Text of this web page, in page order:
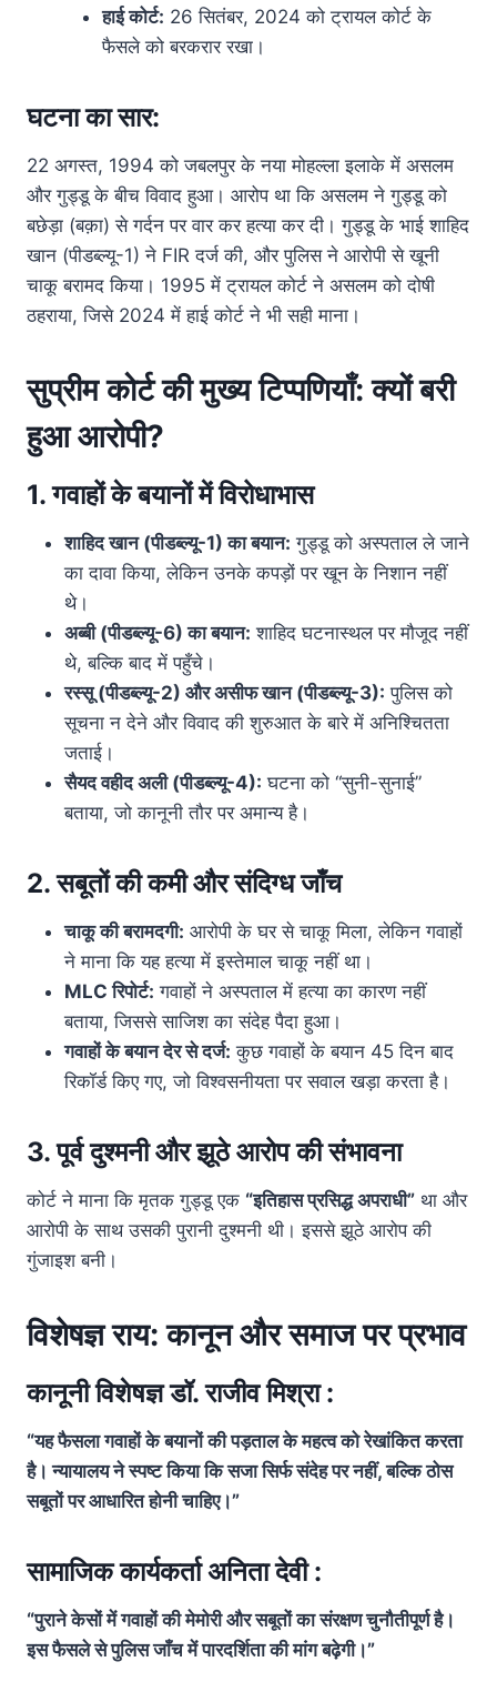
हाई कोर्ट: 26 सितंबर, 2024 को ट्रायल कोर्ट के
फैसले को बरकरार रखा।
घटना का सार:
22 अगस्त, 1994 को जबलपुर के नया मोहल्ला इलाके में असलम
और गुड्डू के बीच विवाद हुआ। आरोप था कि असलम ने गुड्डू को
बछेड़ा (बक़ा) से गर्दन पर वार कर हत्या कर दी। गुड्डू के भाई शाहिद
खान (पीडब्ल्यू-1) ने FIR दर्ज की, और पुलिस ने आरोपी से खूनी
चाकू बरामद किया। 1995 में ट्रायल कोर्ट ने असलम को दोषी
ठहराया, जिसे 2024 में हाई कोर्ट ने भी सही माना।
सुप्रीम कोर्ट की मुख्य टिप्पणियाँ: क्यों बरी
हुआ आरोपी?
1. गवाहों के बयानों में विरोधाभास
शाहिद खान (पीडब्ल्यू-1) का बयान: गुड्डू को अस्पताल ले जाने
का दावा किया, लेकिन उनके कपड़ों पर खून के निशान नहीं
थे।
अब्बी (पीडब्ल्यू-6) का बयान: शाहिद घटनास्थल पर मौजूद नहीं
थे, बल्कि बाद में पहुँचे।
रस्सू (पीडब्ल्यू-2) और असीफ खान (पीडब्ल्यू-3): पुलिस को
सूचना न देने और विवाद की शुरुआत के बारे में अनिश्चितता
जताई।
सैयद वहीद अली (पीडब्ल्यू-4): घटना को “सुनी-सुनाई”
बताया, जो कानूनी तौर पर अमान्य है।
2. सबूतों की कमी और संदिग्ध जाँच
चाकू की बरामदगी: आरोपी के घर से चाकू मिला, लेकिन गवाहों
ने माना कि यह हत्या में इस्तेमाल चाकू नहीं था।
MLC रिपोर्ट: गवाहों ने अस्पताल में हत्या का कारण नहीं
बताया, जिससे साजिश का संदेह पैदा हुआ।
गवाहों के बयान देर से दर्ज: कुछ गवाहों के बयान 45 दिन बाद
रिकॉर्ड किए गए, जो विश्वसनीयता पर सवाल खड़ा करता है।
3. पूर्व दुश्मनी और झूठे आरोप की संभावना
कोर्ट ने माना कि मृतक गुड्डू एक “इतिहास प्रसिद्ध अपराधी” था और
आरोपी के साथ उसकी पुरानी दुश्मनी थी। इससे झूठे आरोप की
गुंजाइश बनी।
विशेषज्ञ राय: कानून और समाज पर प्रभाव
कानूनी विशेषज्ञ डॉ. राजीव मिश्रा :
“यह फैसला गवाहों के बयानों की पड़ताल के महत्व को रेखांकित करता
है। न्यायालय ने स्पष्ट किया कि सजा सिर्फ संदेह पर नहीं, बल्कि ठोस
सबूतों पर आधारित होनी चाहिए।”
सामाजिक कार्यकर्ता अनिता देवी :
“पुराने केसों में गवाहों की मेमोरी और सबूतों का संरक्षण चुनौतीपूर्ण है।
इस फैसले से पुलिस जाँच में पारदर्शिता की मांग बढ़ेगी।”